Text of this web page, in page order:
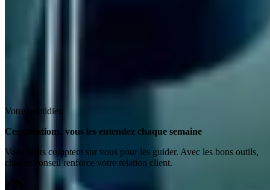
Votre quotidien
Ces questions, vous les entendez chaque semaine
Vos clients comptent sur vous pour les guider. Avec les bons outils,
chaque conseil renforce votre relation client.